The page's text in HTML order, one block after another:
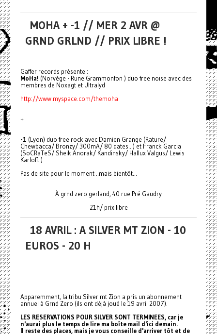
MOHA + -1 // MER 2 AVR @
GRND GRLND // PRIX LIBRE !
Gaffer records présente :
MoHa! (Norvège - Rune Grammonfon ) duo free noise avec des
membres de Noxagt et Ultralyd
http://www.myspace.com/themoha
+
-1 (Lyon) duo free rock avec Damien Grange (Rature/
Chewbacca/ Bronzy/ 300mA/ 80 dates...) et Franck Garcia
(SoCRaTeS/ Sheik Anorak/ Kandinsky/ Hallux Valgus/ Lewis
Karloff..)
Pas de site pour le moment ..mais bientôt...
À grnd zero gerland, 40 rue Pré Gaudry
21h/ prix libre
18 AVRIL : A SILVER MT ZION - 10
EUROS - 20 H
Apparemment, la tribu Silver mt Zion a pris un abonnement
annuel à Grnd Zero (ils ont déjà joué le 19 avril 2007).
LES RESERVATIONS POUR SILVER SONT TERMINEES, car je
n'aurai plus le temps de lire ma boîte mail d'ici demain.
Il reste des places, mais je vous conseille d'arriver tôt et de